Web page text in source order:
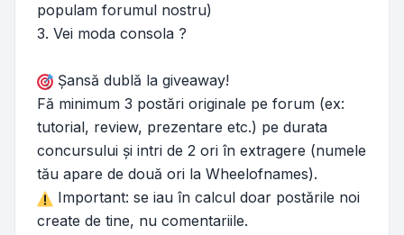
populam forumul nostru)
3. Vei moda consola ?
Șansă dublă la giveaway!
Fă minimum 3 postări originale pe forum (ex:
tutorial, review, prezentare etc.) pe durata
concursului și intri de 2 ori în extragere (numele
tău apare de două ori la Wheelofnames).
Important: se iau în calcul doar postările noi
create de tine, nu comentariile.